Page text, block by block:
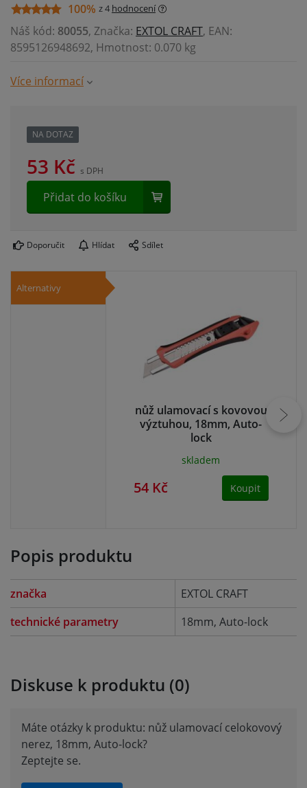
100% z 4 hodnocení
Náš kód: 80055, Značka: EXTOL CRAFT, EAN:
8595126948692, Hmotnost: 0.070 kg
Více informací
NA DOTAZ
53 Kč s DPH
Přidat do košíku
Doporučit Hlídat Sdílet
Alternativy
nůž ulamovací s kovovou
výztuhou, 18mm, Auto-
lock
skladem
54 Kč Koupit
Popis produktu
značka
EXTOL CRAFT
technické parametry
18mm, Auto-lock
Diskuse k produktu (0)
Máte otázky k produktu: nůž ulamovací celokovový
nerez, 18mm, Auto-lock?
Zeptejte se.